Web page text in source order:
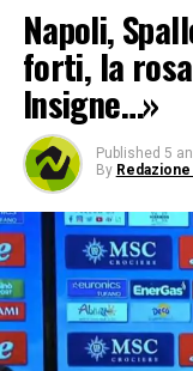
Napoli,
forti, la
Insigne…»
Published 5
By